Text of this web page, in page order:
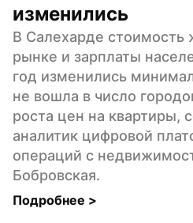
изменились
В Салехарде стоимость
рынке и зарплаты
год изменились
не вошла в число
роста цен на квартиры,
аналитик цифровой
операций с
Бобровская.
Подробнее >